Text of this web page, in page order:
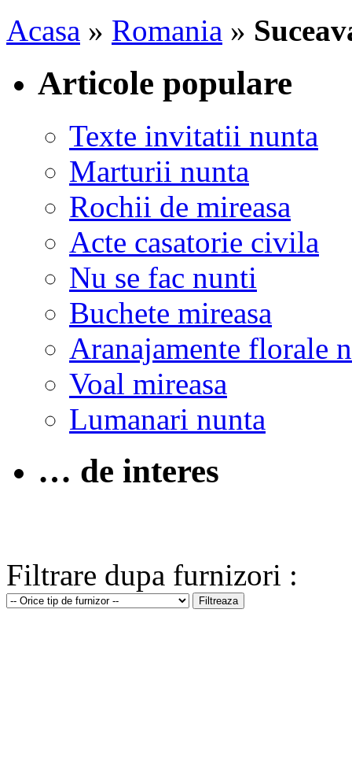
Acasa » Romania »
Articole populare
Texte invitatii nunta
Marturii nunta
Rochii de mireasa
Acte casatorie civila
Nu se fac nunti
Buchete mireasa
Aranajamente florale
Voal mireasa
Lumanari nunta
… de interes
Filtrare dupa furnizori :